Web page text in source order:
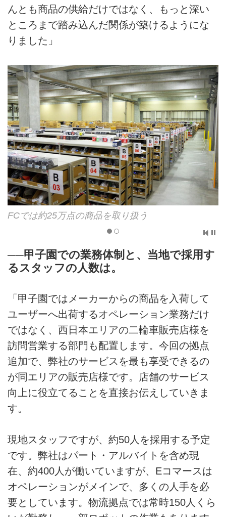
んとも商品の供給だけではなく、もっと深い
ところまで踏み込んだ関係が築けるようにな
りました」
FCでは約25万点の商品を取り扱う
──甲子園での業務体制と、当地で採用す
るスタッフの人数は。
「甲子園ではメーカーからの商品を入荷して
ユーザーへ出荷するオペレーション業務だけ
ではなく、西日本エリアの二輪車販売店様を
訪問営業する部門も配置します。今回の拠点
追加で、弊社のサービスを最も享受できるの
が同エリアの販売店様です。店舗のサービス
向上に役立てることを直接お伝えしていきま
す。
現地スタッフですが、約50人を採用する予定
です。弊社はパート・アルバイトを含め現
在、約400人が働いていますが、Eコマースは
オペレーションがメインで、多くの人手を必
要としています。物流拠点では常時150人くら